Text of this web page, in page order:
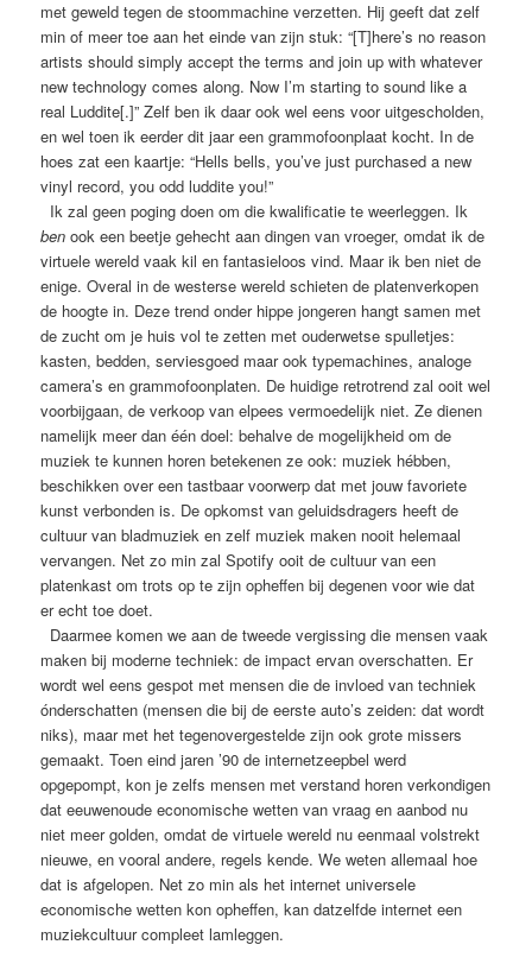
met geweld tegen de stoommachine verzetten. Hij geeft dat zelf
min of meer toe aan het einde van zijn stuk: “[T]here’s no reason
artists should simply accept the terms and join up with whatever
new technology comes along. Now I’m starting to sound like a
real Luddite[.]” Zelf ben ik daar ook wel eens voor uitgescholden,
en wel toen ik eerder dit jaar een grammofoonplaat kocht. In de
hoes zat een kaartje: “Hells bells, you’ve just purchased a new
vinyl record, you odd luddite you!”
Ik zal geen poging doen om die kwalificatie te weerleggen. Ik
ben ook een beetje gehecht aan dingen van vroeger, omdat ik de
virtuele wereld vaak kil en fantasieloos vind. Maar ik ben niet de
enige. Overal in de westerse wereld schieten de platenverkopen
de hoogte in. Deze trend onder hippe jongeren hangt samen met
de zucht om je huis vol te zetten met ouderwetse spulletjes:
kasten, bedden, serviesgoed maar ook typemachines, analoge
camera’s en grammofoonplaten. De huidige retrotrend zal ooit wel
voorbijgaan, de verkoop van elpees vermoedelijk niet. Ze dienen
namelijk meer dan één doel: behalve de mogelijkheid om de
muziek te kunnen horen betekenen ze ook: muziek hébben,
beschikken over een tastbaar voorwerp dat met jouw favoriete
kunst verbonden is. De opkomst van geluidsdragers heeft de
cultuur van bladmuziek en zelf muziek maken nooit helemaal
vervangen. Net zo min zal Spotify ooit de cultuur van een
platenkast om trots op te zijn opheffen bij degenen voor wie dat
er echt toe doet.
Daarmee komen we aan de tweede vergissing die mensen vaak
maken bij moderne techniek: de impact ervan overschatten. Er
wordt wel eens gespot met mensen die de invloed van techniek
ónderschatten (mensen die bij de eerste auto’s zeiden: dat wordt
niks), maar met het tegenovergestelde zijn ook grote missers
gemaakt. Toen eind jaren ’90 de internetzeepbel werd
opgepompt, kon je zelfs mensen met verstand horen verkondigen
dat eeuwenoude economische wetten van vraag en aanbod nu
niet meer golden, omdat de virtuele wereld nu eenmaal volstrekt
nieuwe, en vooral andere, regels kende. We weten allemaal hoe
dat is afgelopen. Net zo min als het internet universele
economische wetten kon opheffen, kan datzelfde internet een
muziekcultuur compleet lamleggen.